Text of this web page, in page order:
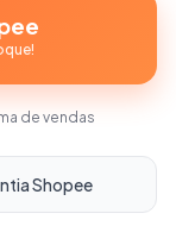
de vendas
Shopee